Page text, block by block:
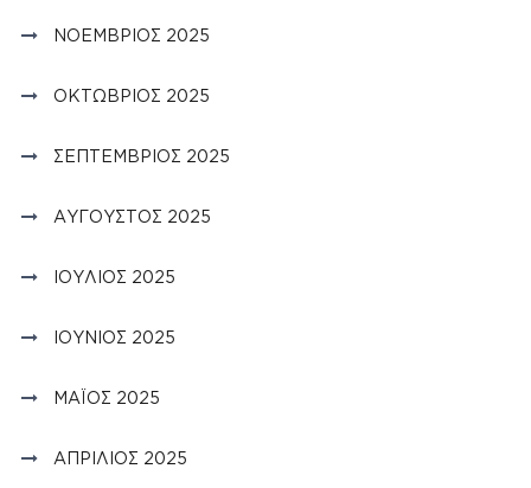
ΝΟΈΜΒΡΙΟΣ 2025
ΟΚΤΏΒΡΙΟΣ 2025
ΣΕΠΤΈΜΒΡΙΟΣ 2025
ΑΎΓΟΥΣΤΟΣ 2025
ΙΟΎΛΙΟΣ 2025
ΙΟΎΝΙΟΣ 2025
ΜΆΙΟΣ 2025
ΑΠΡΊΛΙΟΣ 2025